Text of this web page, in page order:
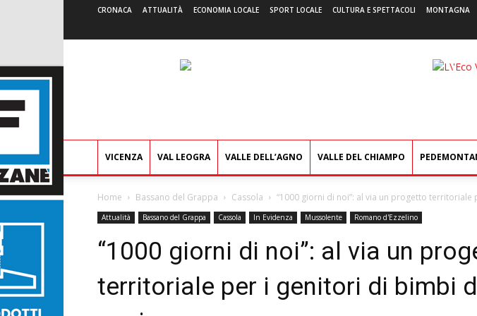
CRONACA ATTUALITÀ ECONOMIA LOCALE SPORT LOCALE CULTURA E SPETTACOLI MONTAGNA
VICENZA VAL LEOGRA VALLE DELL’AGNO VALLE DEL CHIAMPO
Home Bassano del Grappa Cassola “1000 giorni di noi”: al via un progetto territoriale
Attualità Bassano del Grappa Cassola In Evidenza Mussolente Romano d'Ezzelino
“1000 giorni di noi”: al via un
territoriale per i genitori di bimbi